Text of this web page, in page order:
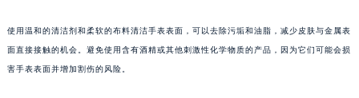
使用温和的清洁剂和柔软的布料清洁手表表面，可以去除污垢和油脂，减少皮肤与金属表
面直接接触的机会。避免使用含有酒精或其他刺激性化学物质的产品，因为它们可能会损
害手表表面并增加割伤的风险。